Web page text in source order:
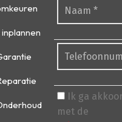
Ik ga
met de